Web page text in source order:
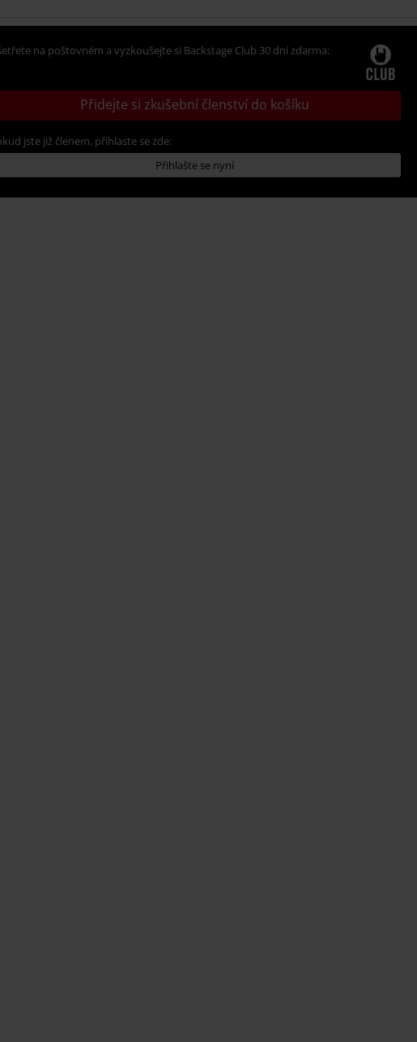
na poštovném a vyzkoušejte si Backstage Club 30 dní zdarma:
Přidejte si zkušební členství do košíku
jste již členem, přihlaste se zde:
Přihlašte se nyní